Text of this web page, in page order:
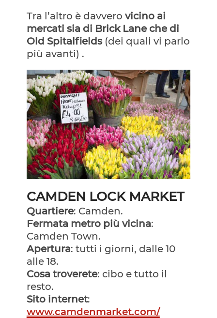
Tra l’altro è davvero vicino ai
mercati sia di Brick Lane che di
Old Spitalfields(dei quali vi parlo
più avanti) .
CAMDEN LOCK MARKET
Quartiere: Camden.
Fermata metro più vicina:
Camden Town.
Apertura: tutti i giorni, dalle 10
alle 18.
Cosa troverete: cibo e tutto il
resto.
Sito internet:
www.camdenmarket.com/